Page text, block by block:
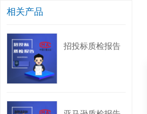
相关产品
招投标质检报告